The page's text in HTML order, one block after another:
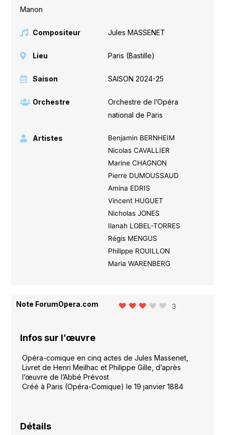
Manon
Compositeur Jules MASSENET
Lieu Paris (Bastille)
Saison SAISON 2024-25
Orchestre
Orchestre de l’Opéra
national de Paris
Artistes
Benjamin BERNHEIM
Nicolas CAVALLIER
Marine CHAGNON
Pierre DUMOUSSAUD
Amina EDRIS
Vincent HUGUET
Nicholas JONES
Ilanah LOBEL-TORRES
Régis MENGUS
Philippe ROUILLON
Maria WARENBERG
Note ForumOpera.com 3
Infos sur l’œuvre
Opéra-comique en cinq actes de Jules Massenet,
Livret de Henri Meilhac et Philippe Gille, d’après
l’œuvre de l’Abbé Prévost
Créé à Paris (Opéra-Comique) le 19 janvier 1884
Détails